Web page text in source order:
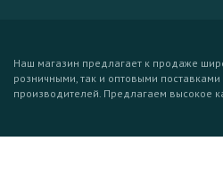
Наш магазин предлагает к продаже
розничными, так и оптовыми
производителей. Предлагаем высокое